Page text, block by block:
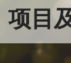
项目